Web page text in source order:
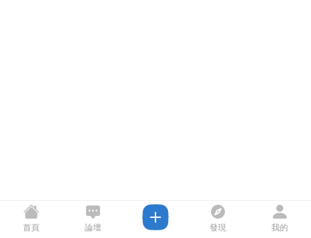
首頁 論壇 發現 我的